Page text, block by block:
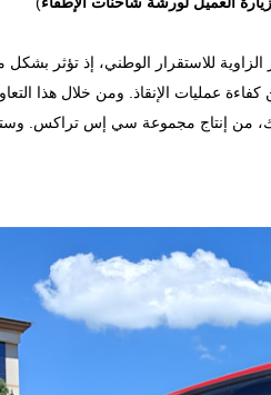
للاستقرار الوطني، إذ تؤثر بشكل
عمليات الإنقاذ. ومن خلال هذا
من إنتاج مجموعة سي إس تراكس.